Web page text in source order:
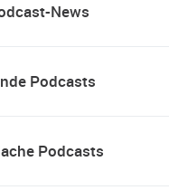
News
Podcasts
Podcasts